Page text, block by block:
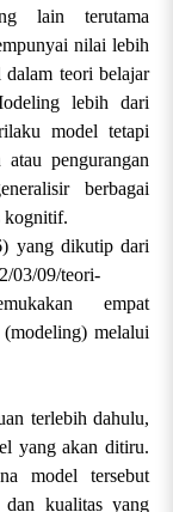
lain terutama
nilai lebih
teori belajar
lebih dari
model tetapi
pengurangan
berbagai
kognitif.
dikutip dari
03/09/teori-
empat
melalui
dahulu,
yang akan ditiru.
model tersebut
dan kualitas yang